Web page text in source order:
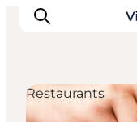
Restaurants